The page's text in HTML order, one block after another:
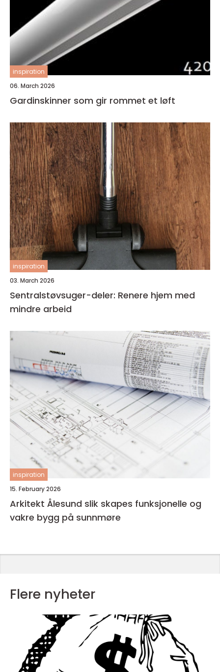
inspiration
06. March 2026
Gardinskinner som gir rommet et løft
inspiration
03. March 2026
Sentralstøvsuger-deler: Renere hjem med
mindre arbeid
inspiration
15. February 2026
Arkitekt Ålesund slik skapes funksjonelle og
vakre bygg på sunnmøre
Flere nyheter